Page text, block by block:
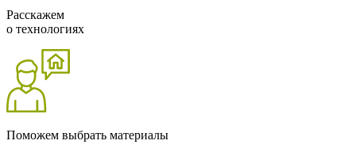
Расскажем
о технологиях
Поможем выбрать материалы